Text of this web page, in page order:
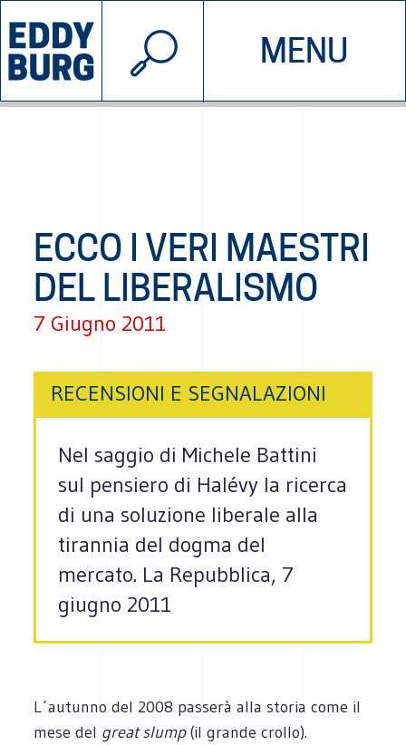
MENU
INIZIATIVE CHI SIAMO
© 2026 EDDYBURG
ECCO I VERI MAESTRI
DEL LIBERALISMO
7 Giugno 2011
RECENSIONI E SEGNALAZIONI
Nel saggio di Michele Battini
sul pensiero di Halévy la ricerca
di una soluzione liberale alla
tirannia del dogma del
mercato. La Repubblica, 7
giugno 2011
L´autunno del 2008 passerà alla storia come il
mese del great slump(il grande crollo).